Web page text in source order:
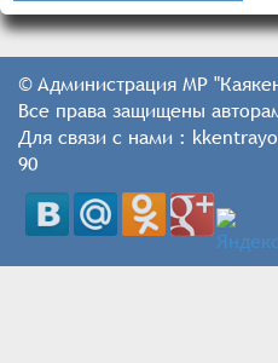
© Администрация МР
Все права защищены
Для связи с нами :
90